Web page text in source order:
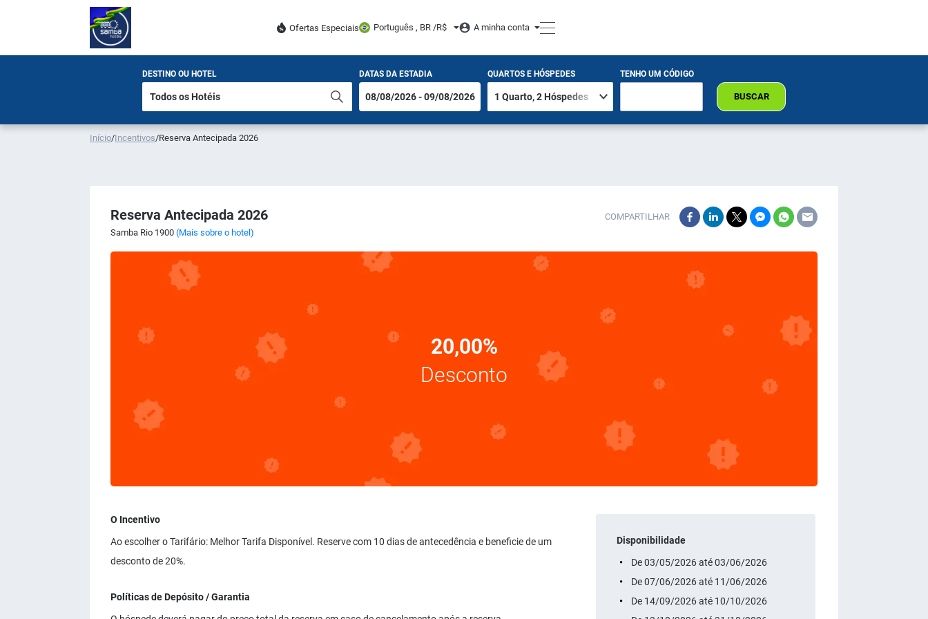
Ofertas Especiais Português , BR /R$ A minha conta
DESTINO OU HOTEL DATAS DA ESTADIA QUARTOS E HÓSPEDES TENHO UM CÓDIGO
BUSCAR
Início/Incentivos/Reserva Antecipada 2026
Reserva Antecipada 2026
Samba Rio 1900 (Mais sobre o hotel)
COMPARTILHAR
20,00%
Desconto
O Incentivo
Ao escolher o Tarifário: Melhor Tarifa Disponível. Reserve com 10 dias de antecedência e beneficie de um
desconto de 20%.
Políticas de Depósito / Garantia
Disponibilidade
De 03/05/2026 até 03/06/2026
De 07/06/2026 até 11/06/2026
De 14/09/2026 até 10/10/2026